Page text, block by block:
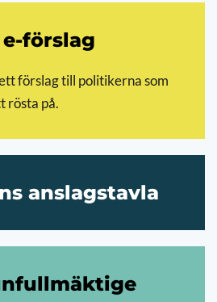
förslag
förslag till politikerna som
rösta på.
anslagstavla